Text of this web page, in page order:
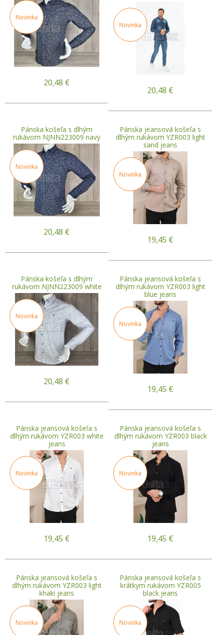
Novinka
20,48 €
Novinka
20,48 €
Pánska košeľa s dlhým
rukávom NJNN223009 navy
Novinka
20,48 €
Pánska jeansová košeľa s
dlhým rukávom YZR003 light
sand jeans
Novinka
19,45 €
Pánska košeľa s dlhým
rukávom NJNN223009 white
Novinka
20,48 €
Pánska jeansová košeľa s
dlhým rukávom YZR003 light
blue jeans
Novinka
19,45 €
Pánska jeansová košeľa s
dlhým rukávom YZR003 white
jeans
Novinka
19,45 €
Pánska jeansová košeľa s
dlhým rukávom YZR003 black
jeans
Novinka
19,45 €
Pánska jeansová košeľa s
dlhým rukávom YZR003 light
khaki jeans
Novinka
Pánska jeansová košeľa s
krátkym rukávom YZR005
black jeans
Novinka